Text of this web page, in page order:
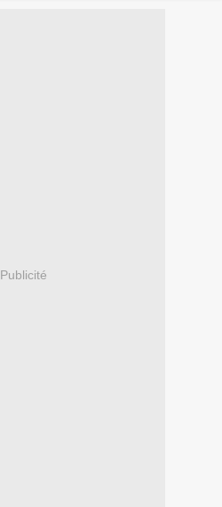
Publicité